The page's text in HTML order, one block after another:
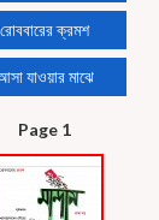
রোববারের ক্রমশ
যাওয়ার মাঝে
Page 1